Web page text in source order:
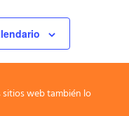
web también lo